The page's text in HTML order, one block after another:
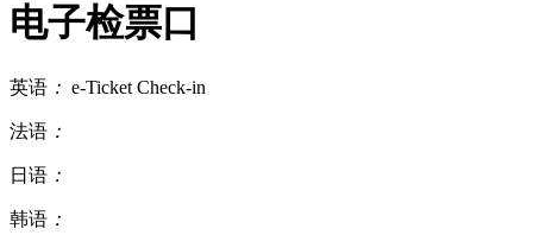
电子检票口
英语 ： e-Ticket Check-in
法语 ：
日语 ：
韩语 ：